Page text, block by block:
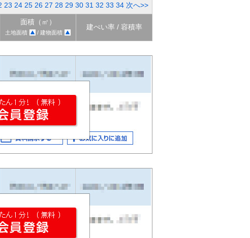
23 24 25 26 27 28 29 30 31 32 33 34 次へ>>
面積（㎡）
土地面積 / 建物面積
建ぺい率 / 容積率